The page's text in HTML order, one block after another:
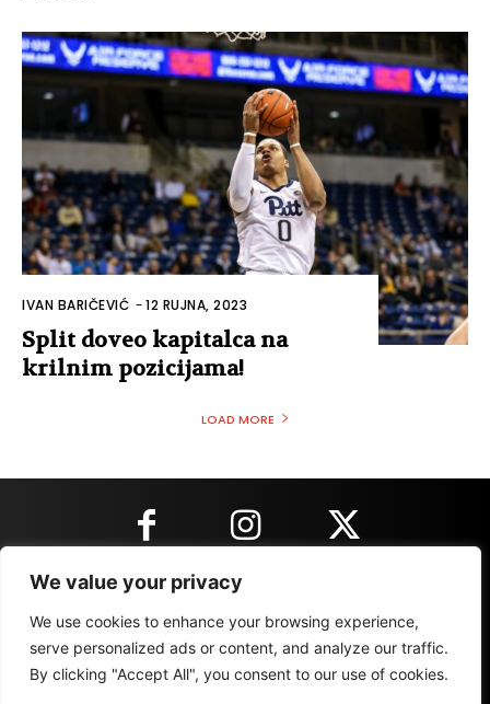
We value your privacy
We use cookies to enhance your browsing experience,
serve personalized ads or content, and analyze our traffic.
By clicking "Accept All", you consent to our use of cookies.
IVAN BARIČEVIĆ -12 RUJNA, 2023
Split doveo kapitalca na
krilnim pozicijama!
LOAD MORE
KONTAKT INFORMACIJE
IMPRESSUM MARKETING REZULTATI